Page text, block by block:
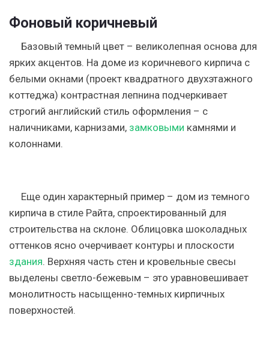
Фоновый коричневый
Базовый темный цвет – великолепная основа для
ярких акцентов. На доме из коричневого кирпича с
белыми окнами (проект квадратного двухэтажного
коттеджа) контрастная лепнина подчеркивает
строгий английский стиль оформления – с
наличниками, карнизами, замковыми камнями и
колоннами.
Еще один характерный пример – дом из темного
кирпича в стиле Райта, спроектированный для
строительства на склоне. Облицовка шоколадных
оттенков ясно очерчивает контуры и плоскости
здания. Верхняя часть стен и кровельные свесы
выделены светло-бежевым – это уравновешивает
монолитность насыщенно-темных кирпичных
поверхностей.